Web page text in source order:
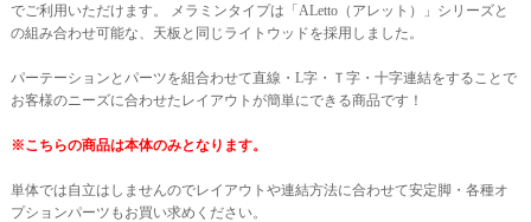
でご利用いただけます。 メラミンタイプは「ALetto（アレット）」シリーズと
の組み合わせ可能な、天板と同じライトウッドを採用しました。
パーテーションとパーツを組合わせて直線・L字・Ｔ字・十字連結をすることで
お客様のニーズに合わせたレイアウトが簡単にできる商品です！
※こちらの商品は本体のみとなります。
単体では自立はしませんのでレイアウトや連結方法に合わせて安定脚・各種オ
プションパーツもお買い求めください。